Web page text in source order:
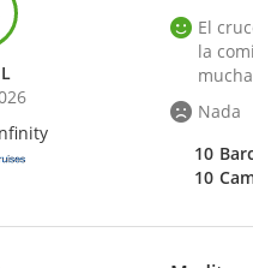
El
la
Nada
10
10